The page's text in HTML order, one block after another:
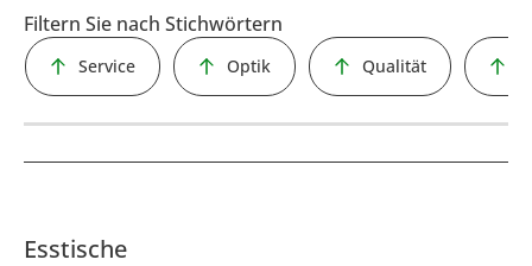
Filtern Sie nach Stichwörtern
Service Optik Qualität
Esstische